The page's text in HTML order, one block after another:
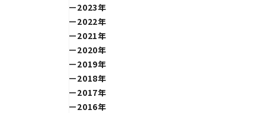
2023年
2022年
2021年
2020年
2019年
2018年
2017年
2016年